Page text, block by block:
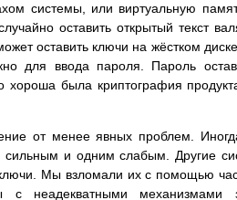
системы, или виртуальную
оставить открытый текст
оставить ключи на жёстком
для ввода пароля. Пароль
хороша была криптография
от менее явных проблем.
и одним слабым. Другие
Мы взломали их с помощью
с неадекватными механизмами